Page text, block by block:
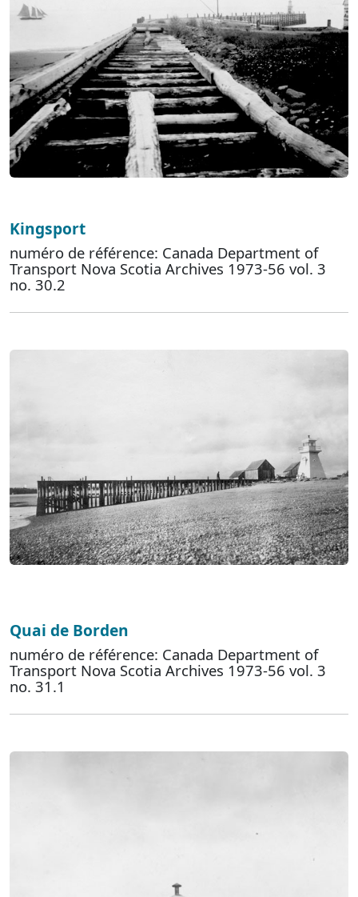
Kingsport
numéro de référence: Canada Department of
Transport Nova Scotia Archives 1973-56 vol. 3
no. 30.2
Quai de Borden
numéro de référence: Canada Department of
Transport Nova Scotia Archives 1973-56 vol. 3
no. 31.1